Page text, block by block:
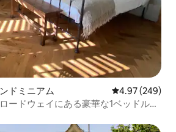
ドミニアム レビュー249
4.97 (249)
ードウェイにある豪華な1ベッドルー